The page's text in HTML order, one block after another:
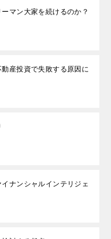
マン大家を続けるのか？
産投資で失敗する原因に
ナンシャルインテリジェ